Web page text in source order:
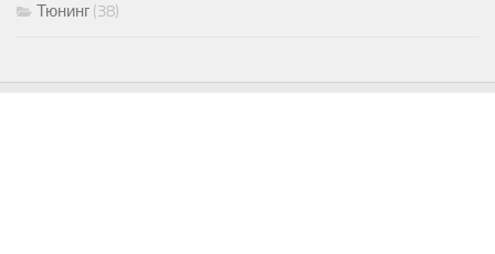
Тюнинг (38)